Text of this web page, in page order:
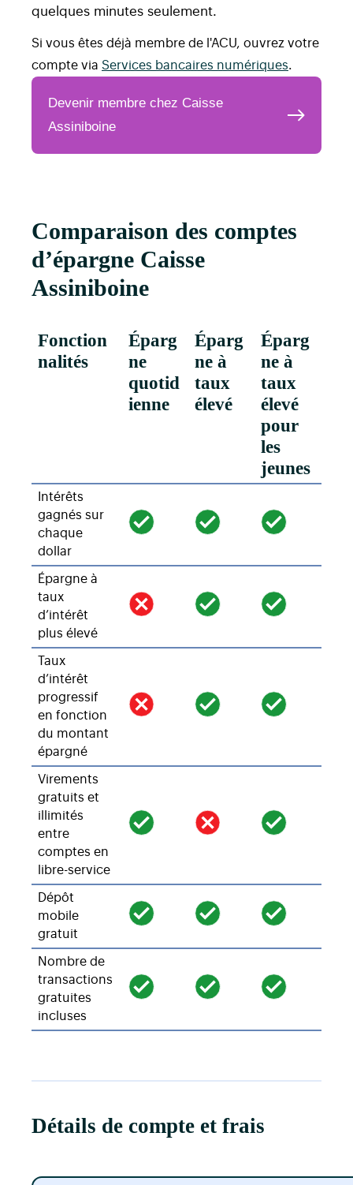
quelques minutes seulement.
Si vous êtes déjà membre de l'ACU, ouvrez votre
compte via Services bancaires numériques.
Devenir membre chez Caisse
Assiniboine
Comparaison des comptes
d’épargne Caisse
Assiniboine
Fonction
nalités
Éparg
ne
quotid
ienne
Éparg
ne à
taux
élevé
Éparg
ne à
taux
élevé
pour
les
jeunes
Intérêts
gagnés sur
chaque
dollar
Épargne à
taux
d’intérêt
plus élevé
Taux
d’intérêt
progressif
en fonction
du montant
épargné
Virements
gratuits et
illimités
entre
comptes en
libre-service
Dépôt
mobile
gratuit
Nombre de
transactions
gratuites
incluses
Détails de compte et frais